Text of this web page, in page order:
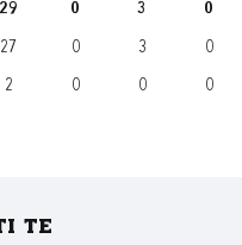
29 0 3 0
27 0 3 0
2 0 0 0
te